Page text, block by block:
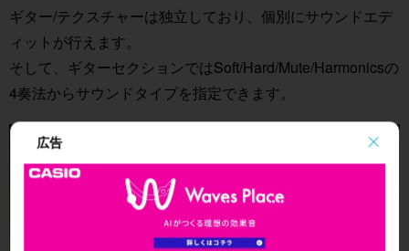
広告
ギター/テクスチャーは独立しており、個別にサウンドエデ
ィットが行えます。
そして、ギターセクションではSoft/Hard/Mute/Harmonicsの
4奏法からサウンドタイプを指定できます。